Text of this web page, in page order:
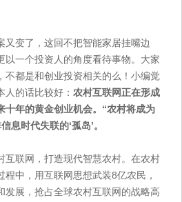
又变了，这回不把智能家居挂嘴边
以一个投资人的角度看待事物。大家
不都是和创业投资相关的么！小编觉
的话比较好： 农村互联网正在形成
十年的黄金创业机会。“农村将成为
息时代失联的‘孤岛’。
互联网，打造现代智慧农村。在农村
中，用互联网思想武装8亿农民，
发展，抢占全球农村互联网的战略高